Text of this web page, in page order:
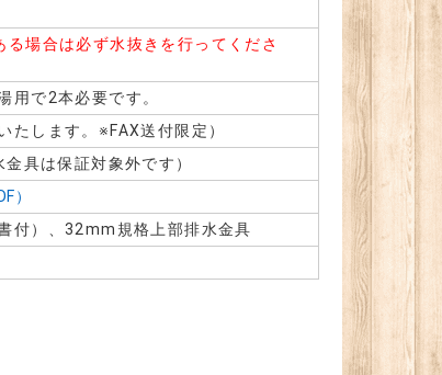
場合は必ず水抜きを行ってくださ
用で2本必要です。
たします。※FAX送付限定）
具は保証対象外です）
）
付）、32mm規格上部排水金具